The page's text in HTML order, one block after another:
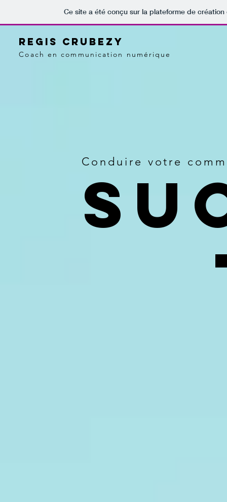
Ce site a été conçu sur la plateforme de
Regis crubezy
Coach en communication numérique
Conduire votre